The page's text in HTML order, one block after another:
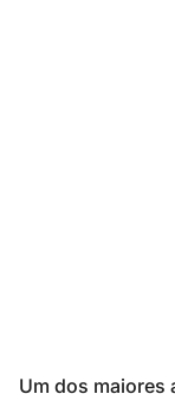
Um dos maiores